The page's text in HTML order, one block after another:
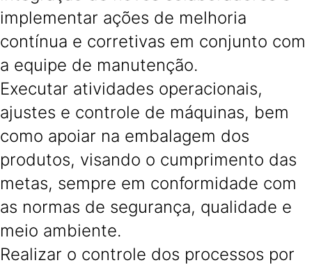
implementar ações de melhoria
contínua e corretivas em conjunto com
a equipe de manutenção.
Executar atividades operacionais,
ajustes e controle de máquinas, bem
como apoiar na embalagem dos
produtos, visando o cumprimento das
metas, sempre em conformidade com
as normas de segurança, qualidade e
meio ambiente.
Realizar o controle dos processos por